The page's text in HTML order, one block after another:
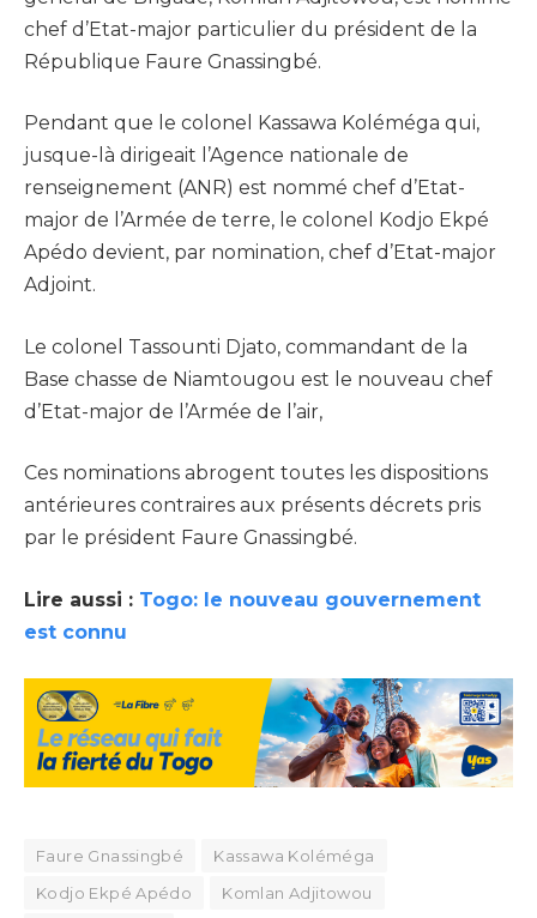
chef d’Etat-major particulier du président de la
République Faure Gnassingbé.
Pendant que le colonel Kassawa Koléméga qui,
jusque-là dirigeait l’Agence nationale de
renseignement (ANR) est nommé chef d’Etat-
major de l’Armée de terre, le colonel Kodjo Ekpé
Apédo devient, par nomination, chef d’Etat-major
Adjoint.
Le colonel Tassounti Djato, commandant de la
Base chasse de Niamtougou est le nouveau chef
d’Etat-major de l’Armée de l’air,
Ces nominations abrogent toutes les dispositions
antérieures contraires aux présents décrets pris
par le président Faure Gnassingbé.
Lire aussi : Togo: le nouveau gouvernement
est connu
Faure Gnassingbé
Kassawa Koléméga
Kodjo Ekpé Apédo
Komlan Adjitowou